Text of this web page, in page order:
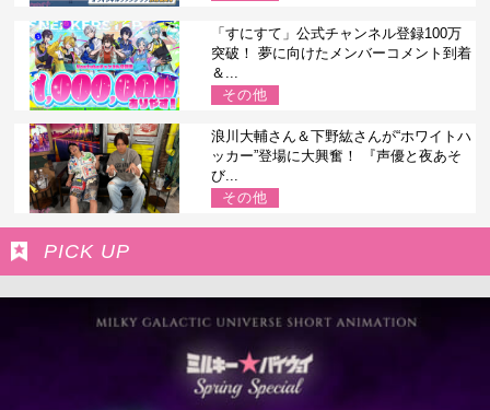
「すにすて」公式チャンネル登録100万
突破！ 夢に向けたメンバーコメント到着
＆...
その他
浪川大輔さん＆下野紘さんが“ホワイトハ
ッカー”登場に大興奮！ 『声優と夜あそ
び...
その他
PICK UP